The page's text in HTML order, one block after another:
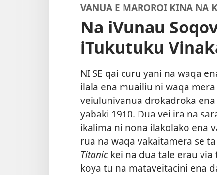
VANUA E MAROROI KINA NA
Na iVunau
iTukutuku
NI SE qai curu yani na waqa
ilala ena muailiu ni waqa
veiulunivanua drokadroka
yabaki 1910. Dua vei ira na
ikalima ni nona ilakolako ena
rua na waqa vakaitamera se
Titanic kei na dua tale erau
koya tu na mataveitacini ena